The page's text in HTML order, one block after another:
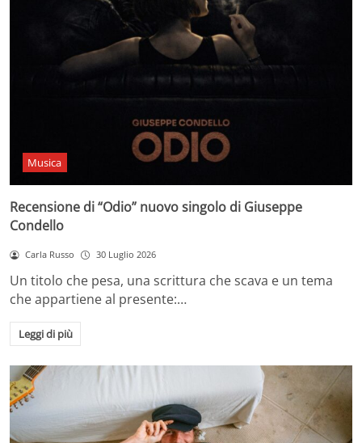
Musica
Recensione di “Odio” nuovo singolo di Giuseppe
Condello
Carla Russo 30 Luglio 2026
Un titolo che pesa, una scrittura che scava e un tema
che appartiene al presente:…
Leggi di più